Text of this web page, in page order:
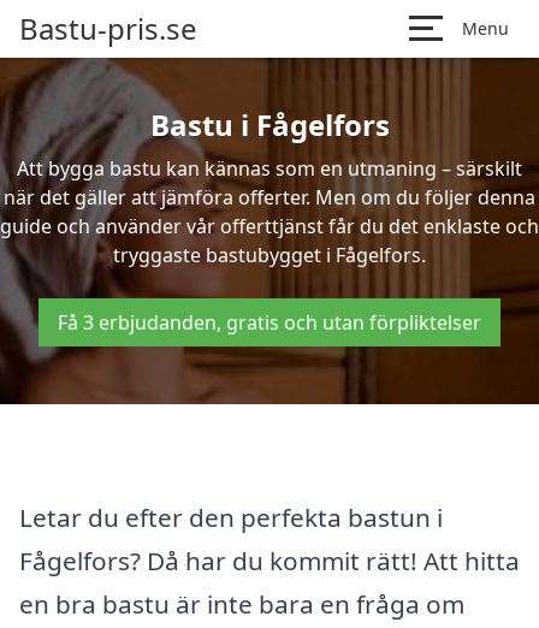
Bastu-pris.se Menu
Bastu i Fågelfors
Att bygga bastu kan kännas som en utmaning – särskilt
när det gäller att jämföra offerter. Men om du följer denna
guide och använder vår offerttjänst får du det enklaste och
tryggaste bastubygget i Fågelfors.
Få 3 erbjudanden, gratis och utan förpliktelser
Letar du efter den perfekta bastun i
Fågelfors? Då har du kommit rätt! Att hitta
en bra bastu är inte bara en fråga om